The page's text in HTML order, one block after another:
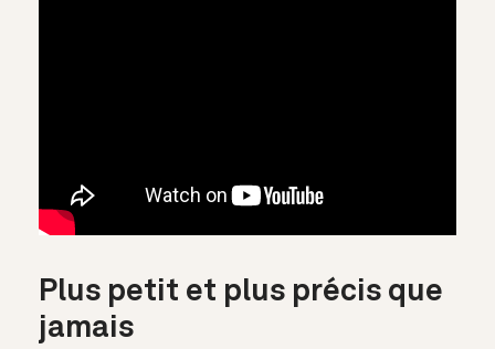
Plus petit et plus précis que
jamais